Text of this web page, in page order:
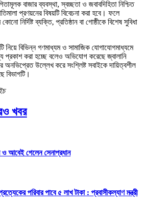
বাজার ব্যবস্থা, স্বচ্ছতা ও জবাবদিহিতা নিশ্চিত
প্রণয়নের বিষয়টি বিবেচনা করা হবে। ফলে
নির্দিষ্ট ব্যক্তি, প্রতিষ্ঠান বা গোষ্ঠীকে বিশেষ সুবিধা
নিয়ে বিভিন্ন গণমাধ্যম ও সামাজিক যোগাযোগমাধ্যমে
করা হচ্ছে বলেও অভিযোগ করেছে জ্বালানি
অনভিপ্রেত উল্লেখ করে সংশ্লিষ্ট সবাইকে দায়িত্বশীল
বিভাগটি।
খবর
ও আবেই গেলেন সেনাপ্রধান
পরিবার পাবে ৫ লাখ টাকা : প্রবাসীকল্যাণ মন্ত্রী